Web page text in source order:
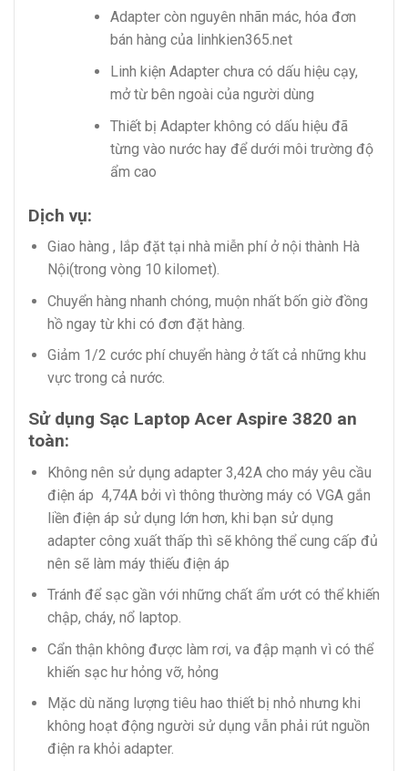
Adapter còn nguyên nhãn mác, hóa đơn
bán hàng của linhkien365.net
Linh kiện Adapter chưa có dấu hiệu cạy,
mở từ bên ngoài của người dùng
Thiết bị Adapter không có dấu hiệu đã
từng vào nước hay để dưới môi trường độ
ẩm cao
Dịch vụ:
Giao hàng , lắp đặt tại nhà miễn phí ở nội thành Hà
Nội(trong vòng 10 kilomet).
Chuyển hàng nhanh chóng, muộn nhất bốn giờ đồng
hồ ngay từ khi có đơn đặt hàng.
Giảm 1/2 cước phí chuyển hàng ở tất cả những khu
vực trong cả nước.
Sử dụng Sạc Laptop Acer Aspire 3820 an
toàn:
Không nên sử dụng adapter 3,42A cho máy yêu cầu
điện áp 4,74A bởi vì thông thường máy có VGA gắn
liền điện áp sử dụng lớn hơn, khi bạn sử dụng
adapter công xuất thấp thì sẽ không thể cung cấp đủ
nên sẽ làm máy thiếu điện áp
Tránh để sạc gần với những chất ẩm ướt có thể khiến
chập, cháy, nổ laptop.
Cẩn thận không được làm rơi, va đập mạnh vì có thể
khiến sạc hư hỏng vỡ, hỏng
Mặc dù năng lượng tiêu hao thiết bị nhỏ nhưng khi
không hoạt động người sử dụng vẫn phải rút nguồn
điện ra khỏi adapter.